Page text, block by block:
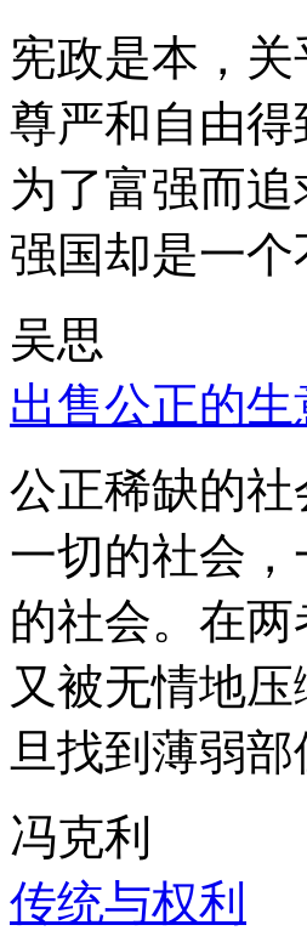
宪政是本，
尊严和自由
为了富强而
强国却是一
吴思
出售公正的生
公正稀缺的
一切的社会
的社会。在
又被无情地
旦找到薄弱
冯克利
传统与权利